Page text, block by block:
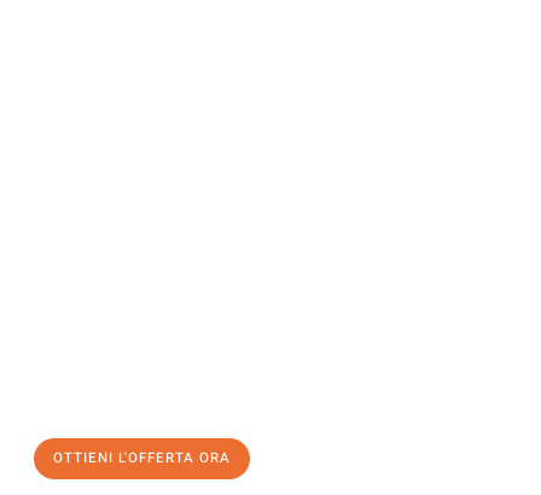
OTTIENI L'OFFERTA ORA